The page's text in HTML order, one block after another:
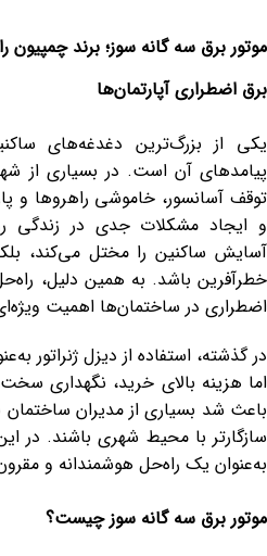
موتور برق سه گانه سوز؛ برند
برق اضطراری آپارتمان‌ها
یکی از بزرگ‌ترین دغدغه‌های
پیامدهای آن است. در بسیاری از
توقف آسانسور، خاموشی راهروها و
و ایجاد مشکلات جدی در زندگی
آسایش ساکنین را مختل می‌کند،
خطرآفرین باشد. به همین دلیل،
اضطراری در ساختمان‌ها اهمیت
در گذشته، استفاده از دیزل ژنراتور
اما هزینه بالای خرید، نگهداری
باعث شد بسیاری از مدیران ساختمان
سازگارتر با محیط شهری باشند. در
به‌عنوان یک راه‌حل هوشمندانه و
موتور برق سه گانه سوز چیست؟